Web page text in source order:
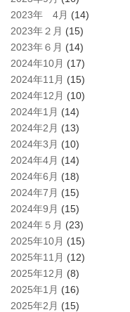
2023年 4月 (14)
2023年２月 (15)
2023年６月 (14)
2024年10月 (17)
2024年11月 (15)
2024年12月 (10)
2024年1月 (14)
2024年2月 (13)
2024年3月 (10)
2024年4月 (14)
2024年6月 (18)
2024年7月 (15)
2024年9月 (15)
2024年５月 (23)
2025年10月 (15)
2025年11月 (12)
2025年12月 (8)
2025年1月 (16)
2025年2月 (15)